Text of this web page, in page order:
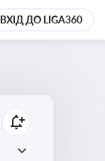
ВХІД ДО LIGA360